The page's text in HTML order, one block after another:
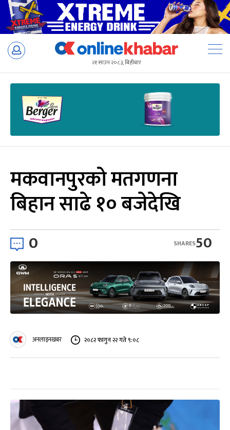
Skip
२१ साउन २०८३, बिहीबार
मकवानपुरको मतगणना
बिहान साढे १० बजेदेखि
0 50
SHARES
अनलाइनखबर २०८२ फागुन २२ गते ९:०८